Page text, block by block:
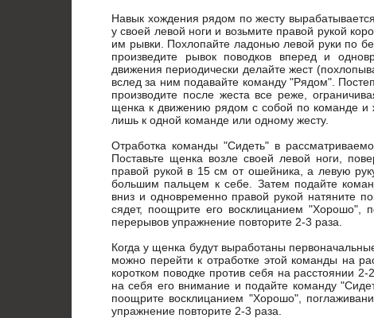
Навык хождения рядом по жесту
у своей левой ноги и возьмите правой рукой
им рывки. Похлопайте ладонью левой руки по
произведите рывок поводков вперед и
движения периодически делайте жест
вслед за ним подавайте команду "Рядом".
производите после жеста все реже,
щенка к движению рядом с собой по команде и
лишь к одной команде или одному жесту.
Отработка команды "Сидеть" в
Поставьте щенка возле своей левой ноги,
правой рукой в 15 см от ошейника, а левую
большим пальцем к себе. Затем подайте
вниз и одновременно правой рукой натяните
сядет, поощрите его восклицанием "Хорошо",
перерывов упражнение повторите 2-3 раза.
Когда у щенка будут выработаны
можно перейти к отработке этой команды на
коротком поводке против себя на расстоянии
на себя его внимание и подайте команду
поощрите восклицанием "Хорошо",
упражнение повторите 2-3 раза.